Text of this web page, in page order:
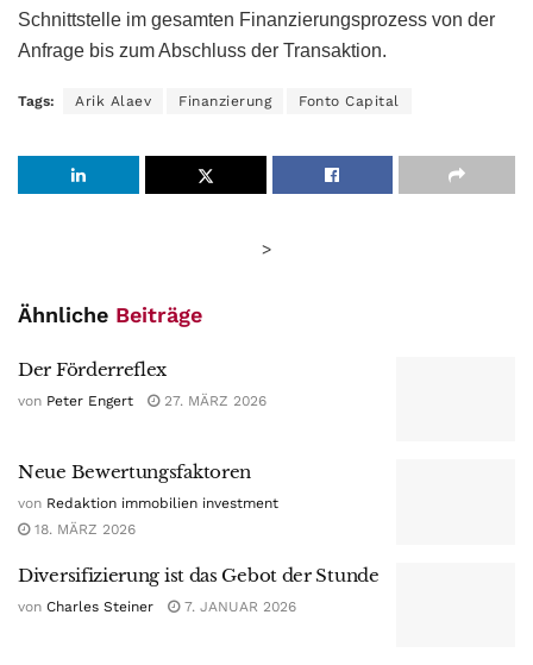
Schnittstelle im gesamten Finanzierungsprozess von der
Anfrage bis zum Abschluss der Transaktion.
Tags: Arik Alaev Finanzierung Fonto Capital
>
Ähnliche Beiträge
Der Förderreflex
von Peter Engert 27. MÄRZ 2026
Neue Bewertungsfaktoren
von Redaktion immobilien investment
18. MÄRZ 2026
Diversifizierung ist das Gebot der Stunde
von Charles Steiner 7. JANUAR 2026